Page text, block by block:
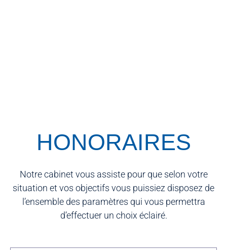
HONORAIRES
Notre cabinet vous assiste pour que selon votre
situation et vos objectifs vous puissiez disposez de
l’ensemble des paramètres qui vous permettra
d’effectuer un choix éclairé.